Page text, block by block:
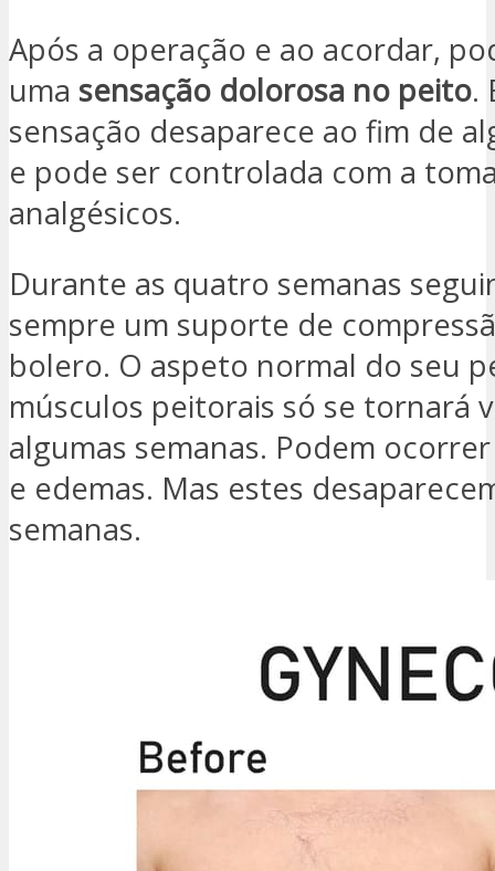
Após a operação e ao acordar,
uma sensação dolorosa no peito.
sensação desaparece ao fim de
e pode ser controlada com a
analgésicos.
Durante as quatro semanas
sempre um suporte de
bolero. O aspeto normal do seu
músculos peitorais só se tornará
algumas semanas. Podem
e edemas. Mas estes
semanas.